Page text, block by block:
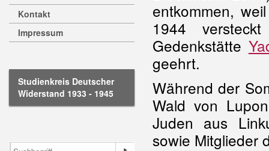
Kontakt
Impressum
Studienkreis Deutscher
Widerstand 1933 - 1945
entkommen,
1944
Gedenkstätte
geehrt.
Während der
Wald von
Juden aus
sowie Mitglieder